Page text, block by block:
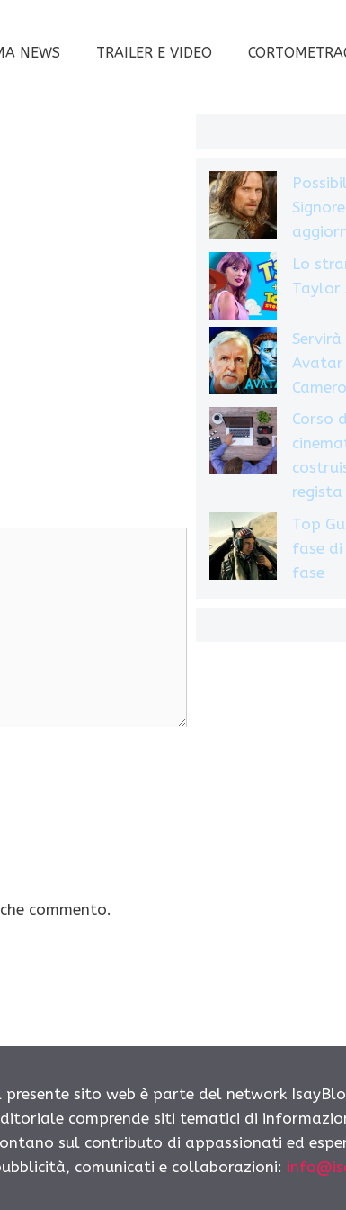
NEWS TRAILER E VIDEO
commento.
Lo
Taylor
Avatar
Corso
regista
Top
fase
fase
presente sito web è parte del network
comprende siti tematici di
sul contributo di appassionati ed
comunicati e collaborazioni: